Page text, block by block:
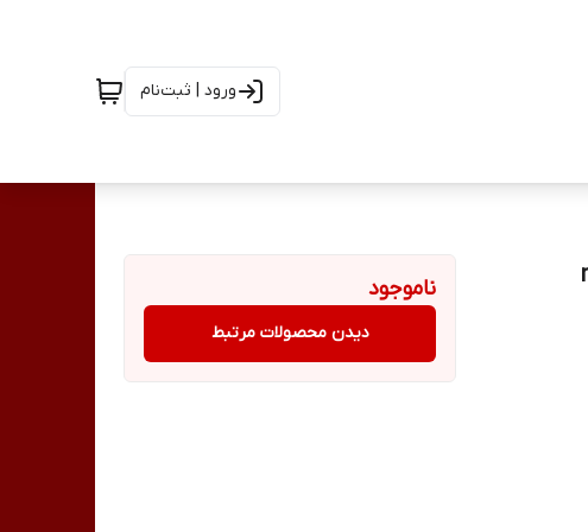
ورود | ثبت‌نام
ناموجود
دیدن محصولات مرتبط